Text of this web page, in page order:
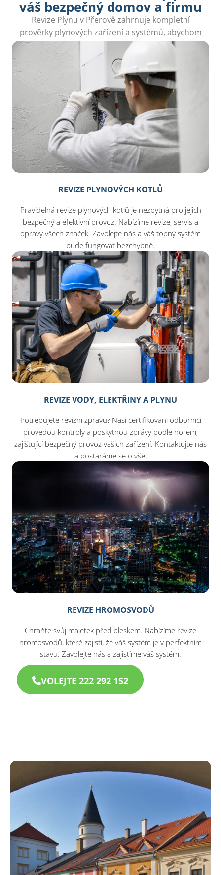
váš bezpečný domov a firmu
Revize Plynu v Přerově zahrnuje kompletní
prověrky plynových zařízení a systémů, abychom
zabezpečili váš domov před nežádoucími riziky.
REVIZE PLYNOVÝCH KOTLŮ
Pravidelná revize plynových kotlů je nezbytná pro jejich
bezpečný a efektivní provoz. Nabízíme revize, servis a
opravy všech značek. Zavolejte nás a váš topný systém
bude fungovat bezchybně.
REVIZE VODY, ELEKTŘINY A PLYNU
Potřebujete revizní zprávu? Naši certifikovaní odborníci
provedou kontroly a poskytnou zprávy podle norem,
zajišťující bezpečný provoz vašich zařízení. Kontaktujte nás
a postaráme se o vše.
REVIZE HROMOSVODŮ
Chraňte svůj majetek před bleskem. Nabízíme revize
hromosvodů, které zajistí, že váš systém je v perfektním
stavu. Zavolejte nás a zajistíme váš systém.
VOLEJTE 222 292 152